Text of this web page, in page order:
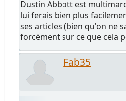
Dustin Abbott est
lui ferais bien plus
ses articles (bien qu'on ne
forcément sur ce que cela
Fab35